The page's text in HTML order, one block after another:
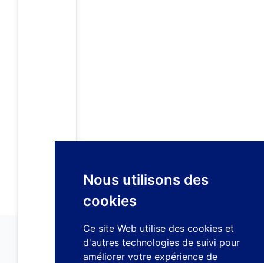
Nous utilisons des
cookies
Ce site Web utilise des cookies et
d'autres technologies de suivi pour
améliorer votre expérience de